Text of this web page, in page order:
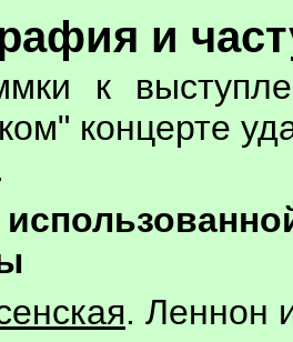
и
к
концерте
. Леннон